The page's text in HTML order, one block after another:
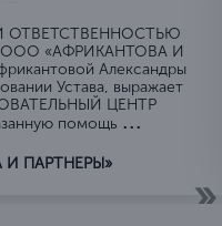
ОТВЕТСТВЕННОСТЬЮ
«АФРИКАНТОВА И
Александры
Устава, выражает
ЦЕНТР
помощь ...
ПАРТНЕРЫ»